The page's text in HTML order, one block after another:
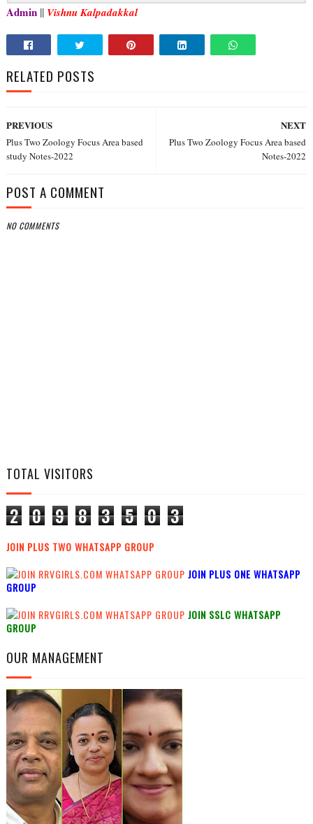
Admin|| Vishnu Kalpadakkal
RELATED POSTS
NEXT
Plus Two Zoology Focus Area based
Notes-2022
PREVIOUS
Plus Two Zoology Focus Area based
study Notes-2022
POST A COMMENT
NO COMMENTS
TOTAL VISITORS
2 0 9 8 3 5 0 3
JOIN PLUS TWO WHATSAPP GROUP
JOIN PLUS ONE WHATSAPP
GROUP
JOIN SSLC WHATSAPP
GROUP
OUR MANAGEMENT